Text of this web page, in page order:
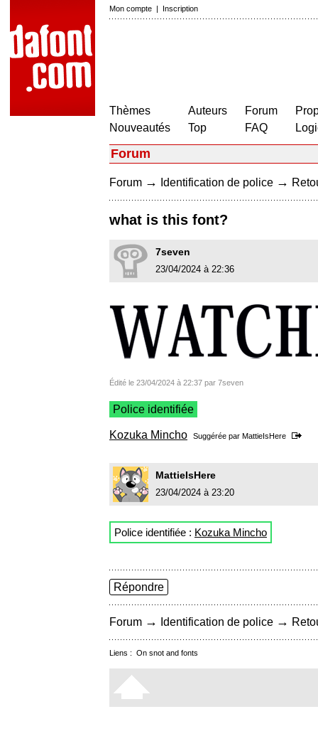
Mon compte | Inscription
Thèmes
Nouveautés
Auteurs
Top
Forum
FAQ
Forum
Forum → Identification de police →
what is this font?
7seven
23/04/2024 à 22:36
Édité le 23/04/2024 à 22:37 par 7seven
Police identifiée
Kozuka Mincho Suggérée par MattieIsHere
MattieIsHere
23/04/2024 à 23:20
Police identifiée : Kozuka Mincho
Répondre
Forum → Identification de police →
Liens : On snot and fonts